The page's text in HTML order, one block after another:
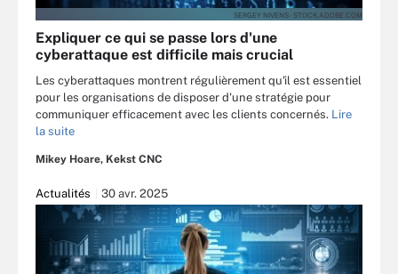
SERGEY NIVENS - STOCK.ADOBE.COM
Expliquer ce qui se passe lors d'une
cyberattaque est difficile mais crucial
Les cyberattaques montrent régulièrement qu'il est essentiel
pour les organisations de disposer d'une stratégie pour
communiquer efficacement avec les clients concernés. Lire
la suite
Mikey Hoare, Kekst CNC
Actualités 30 avr. 2025